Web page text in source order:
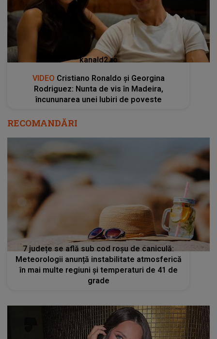
kanald2.ro
VIDEO Cristiano Ronaldo și Georgina
Rodriguez: Nunta de vis în Madeira,
încununarea unei Iubiri de poveste
RECOMANDĂRI
7 județe se află sub cod roșu de caniculă:
Meteorologii anunță instabilitate atmosferică
în mai multe regiuni și temperaturi de 41 de
grade